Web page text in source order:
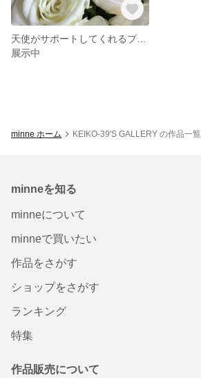
天使がサポートしてくれるプリザーブドフラワー
展示中
minne ホーム KEIKO-39'S GALLERY の作品一覧
minneを知る
minneについて
minneで買いたい
作品をさがす
ショップをさがす
ランキング
特集
作品販売について